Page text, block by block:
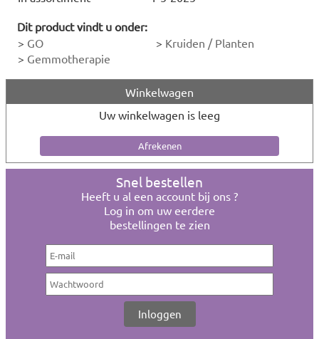
Dit product vindt u onder:
> GO > Kruiden / Planten
> Gemmotherapie
Winkelwagen
Uw winkelwagen is leeg
Snel bestellen
Heeft u al een account bij ons ?
Log in om uw eerdere
bestellingen te zien